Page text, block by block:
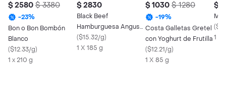
$ 2580 $ 3380
-23%
Bon o Bon Bombón
Blanco
($12.33/g)
1 x 210 g
$ 2830
Black Beef
Hamburguesa Angus
Mollendo
($15.32/g)
1 X 185 g
$ 1030 $ 1280
-19%
Costa Galletas Gretel
con Yoghurt de Frutilla
($12.21/g)
1 X 85 g
$
(
1 x